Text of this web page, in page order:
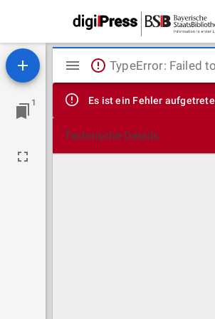
1
Mirador
Viewer
TypeError: Failed
Es ist ein Fehler
Technische Details